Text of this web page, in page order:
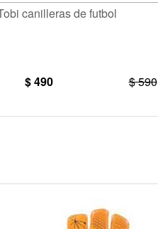
canilleras de futbol
$ 490 $ 590